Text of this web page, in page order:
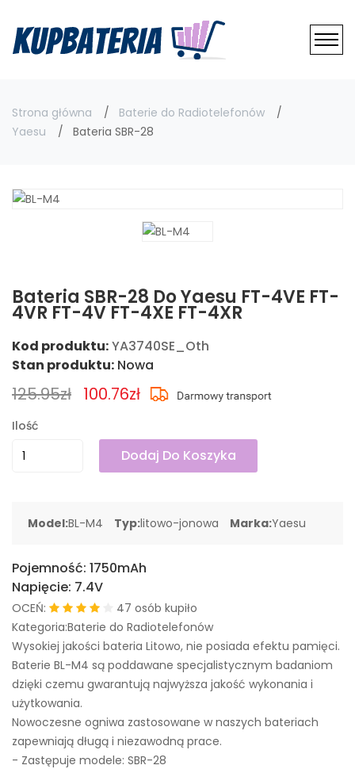
Strona główna
Baterie do Radiotelefonów
Yaesu
Bateria SBR-28
Bateria SBR-28 Do Yaesu FT-4VE FT-
4VR FT-4V FT-4XE FT-4XR
Kod produktu:YA3740SE_Oth
Stan produktu: Nowa
125.95zł 100.76zł
Ilość
Dodaj Do Koszyka
Model:BL-M4 Typ:litowo-jonowa Marka:Yaesu
Pojemność: 1750mAh
Napięcie: 7.4V
OCEŃ:
47 osób kupiło
Kategoria:Baterie do Radiotelefonów
Wysokiej jakości bateria Litowo, nie posiada efektu pamięci.
Baterie BL-M4 są poddawane specjalistycznym badaniom
dzięki czemu gwarantują najwyższa jakość wykonania i
użytkowania.
Nowoczesne ogniwa zastosowane w naszych bateriach
zapewniają długą i niezawodną prace.
- Zastępuje modele: SBR-28